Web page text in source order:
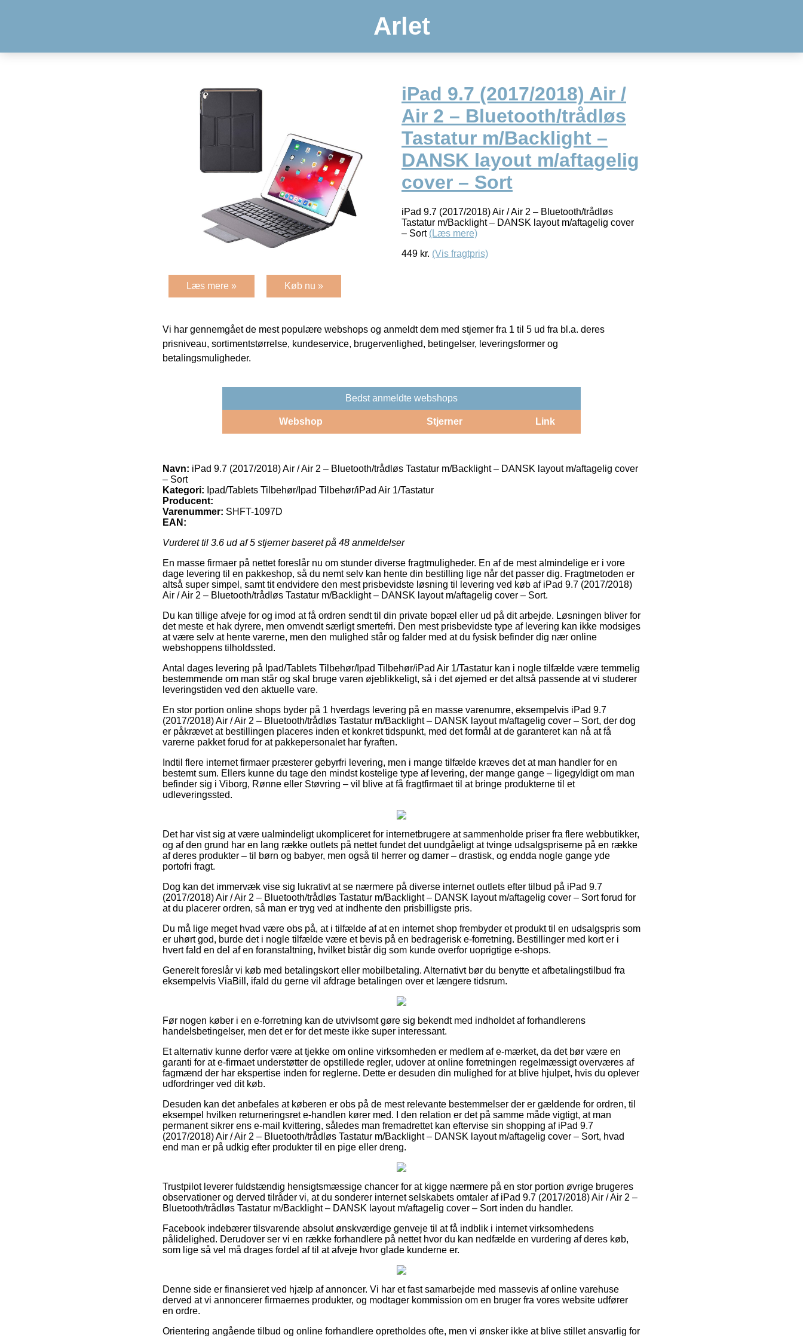
Arlet
iPad 9.7 (2017/2018) Air /
Air 2 – Bluetooth/trådløs
Tastatur m/Backlight –
DANSK layout m/aftagelig
cover – Sort
iPad 9.7 (2017/2018) Air / Air 2 – Bluetooth/trådløs
Tastatur m/Backlight – DANSK layout m/aftagelig cover
– Sort (Læs mere)
449 kr. (Vis fragtpris)
Læs mere » Køb nu »
Vi har gennemgået de mest populære webshops og anmeldt dem med stjerner fra 1 til 5 ud fra bl.a. deres
prisniveau, sortimentstørrelse, kundeservice, brugervenlighed, betingelser, leveringsformer og
betalingsmuligheder.
Bedst anmeldte webshops
Webshop Stjerner Link
Navn: iPad 9.7 (2017/2018) Air / Air 2 – Bluetooth/trådløs Tastatur m/Backlight – DANSK layout m/aftagelig cover
– Sort
Kategori: Ipad/Tablets Tilbehør/Ipad Tilbehør/iPad Air 1/Tastatur
Producent:
Varenummer: SHFT-1097D
EAN:
Vurderet til 3.6 ud af 5 stjerner baseret på 48 anmeldelser
En masse firmaer på nettet foreslår nu om stunder diverse fragtmuligheder. En af de mest almindelige er i vore
dage levering til en pakkeshop, så du nemt selv kan hente din bestilling lige når det passer dig. Fragtmetoden er
altså super simpel, samt tit endvidere den mest prisbevidste løsning til levering ved køb af iPad 9.7 (2017/2018)
Air / Air 2 – Bluetooth/trådløs Tastatur m/Backlight – DANSK layout m/aftagelig cover – Sort.
Du kan tillige afveje for og imod at få ordren sendt til din private bopæl eller ud på dit arbejde. Løsningen bliver for
det meste et hak dyrere, men omvendt særligt smertefri. Den mest prisbevidste type af levering kan ikke modsiges
at være selv at hente varerne, men den mulighed står og falder med at du fysisk befinder dig nær online
webshoppens tilholdssted.
Antal dages levering på Ipad/Tablets Tilbehør/Ipad Tilbehør/iPad Air 1/Tastatur kan i nogle tilfælde være temmelig
bestemmende om man står og skal bruge varen øjeblikkeligt, så i det øjemed er det altså passende at vi studerer
leveringstiden ved den aktuelle vare.
En stor portion online shops byder på 1 hverdags levering på en masse varenumre, eksempelvis iPad 9.7
(2017/2018) Air / Air 2 – Bluetooth/trådløs Tastatur m/Backlight – DANSK layout m/aftagelig cover – Sort, der dog
er påkrævet at bestillingen placeres inden et konkret tidspunkt, med det formål at de garanteret kan nå at få
varerne pakket forud for at pakkepersonalet har fyraften.
Indtil flere internet firmaer præsterer gebyrfri levering, men i mange tilfælde kræves det at man handler for en
bestemt sum. Ellers kunne du tage den mindst kostelige type af levering, der mange gange – ligegyldigt om man
befinder sig i Viborg, Rønne eller Støvring – vil blive at få fragtfirmaet til at bringe produkterne til et
udleveringssted.
Det har vist sig at være ualmindeligt ukompliceret for internetbrugere at sammenholde priser fra flere webbutikker,
og af den grund har en lang række outlets på nettet fundet det uundgåeligt at tvinge udsalgspriserne på en række
af deres produkter – til børn og babyer, men også til herrer og damer – drastisk, og endda nogle gange yde
portofri fragt.
Dog kan det immervæk vise sig lukrativt at se nærmere på diverse internet outlets efter tilbud på iPad 9.7
(2017/2018) Air / Air 2 – Bluetooth/trådløs Tastatur m/Backlight – DANSK layout m/aftagelig cover – Sort forud for
at du placerer ordren, så man er tryg ved at indhente den prisbilligste pris.
Du må lige meget hvad være obs på, at i tilfælde af at en internet shop frembyder et produkt til en udsalgspris som
er uhørt god, burde det i nogle tilfælde være et bevis på en bedragerisk e-forretning. Bestillinger med kort er i
hvert fald en del af en foranstaltning, hvilket bistår dig som kunde overfor uoprigtige e-shops.
Generelt foreslår vi køb med betalingskort eller mobilbetaling. Alternativt bør du benytte et afbetalingstilbud fra
eksempelvis ViaBill, ifald du gerne vil afdrage betalingen over et længere tidsrum.
Før nogen køber i en e-forretning kan de utvivlsomt gøre sig bekendt med indholdet af forhandlerens
handelsbetingelser, men det er for det meste ikke super interessant.
Et alternativ kunne derfor være at tjekke om online virksomheden er medlem af e-mærket, da det bør være en
garanti for at e-firmaet understøtter de opstillede regler, udover at online forretningen regelmæssigt overværes af
fagmænd der har ekspertise inden for reglerne. Dette er desuden din mulighed for at blive hjulpet, hvis du oplever
udfordringer ved dit køb.
Desuden kan det anbefales at køberen er obs på de mest relevante bestemmelser der er gældende for ordren, til
eksempel hvilken returneringsret e-handlen kører med. I den relation er det på samme måde vigtigt, at man
permanent sikrer ens e-mail kvittering, således man fremadrettet kan eftervise sin shopping af iPad 9.7
(2017/2018) Air / Air 2 – Bluetooth/trådløs Tastatur m/Backlight – DANSK layout m/aftagelig cover – Sort, hvad
end man er på udkig efter produkter til en pige eller dreng.
Trustpilot leverer fuldstændig hensigtsmæssige chancer for at kigge nærmere på en stor portion øvrige brugeres
observationer og derved tilråder vi, at du sonderer internet selskabets omtaler af iPad 9.7 (2017/2018) Air / Air 2 –
Bluetooth/trådløs Tastatur m/Backlight – DANSK layout m/aftagelig cover – Sort inden du handler.
Facebook indebærer tilsvarende absolut ønskværdige genveje til at få indblik i internet virksomhedens
pålidelighed. Derudover ser vi en række forhandlere på nettet hvor du kan nedfælde en vurdering af deres køb,
som lige så vel må drages fordel af til at afveje hvor glade kunderne er.
Denne side er finansieret ved hjælp af annoncer. Vi har et fast samarbejde med massevis af online varehuse
derved at vi annoncerer firmaernes produkter, og modtager kommission om en bruger fra vores website udfører
en ordre.
Orientering angående tilbud og online forhandlere opretholdes ofte, men vi ønsker ikke at blive stillet ansvarlig for